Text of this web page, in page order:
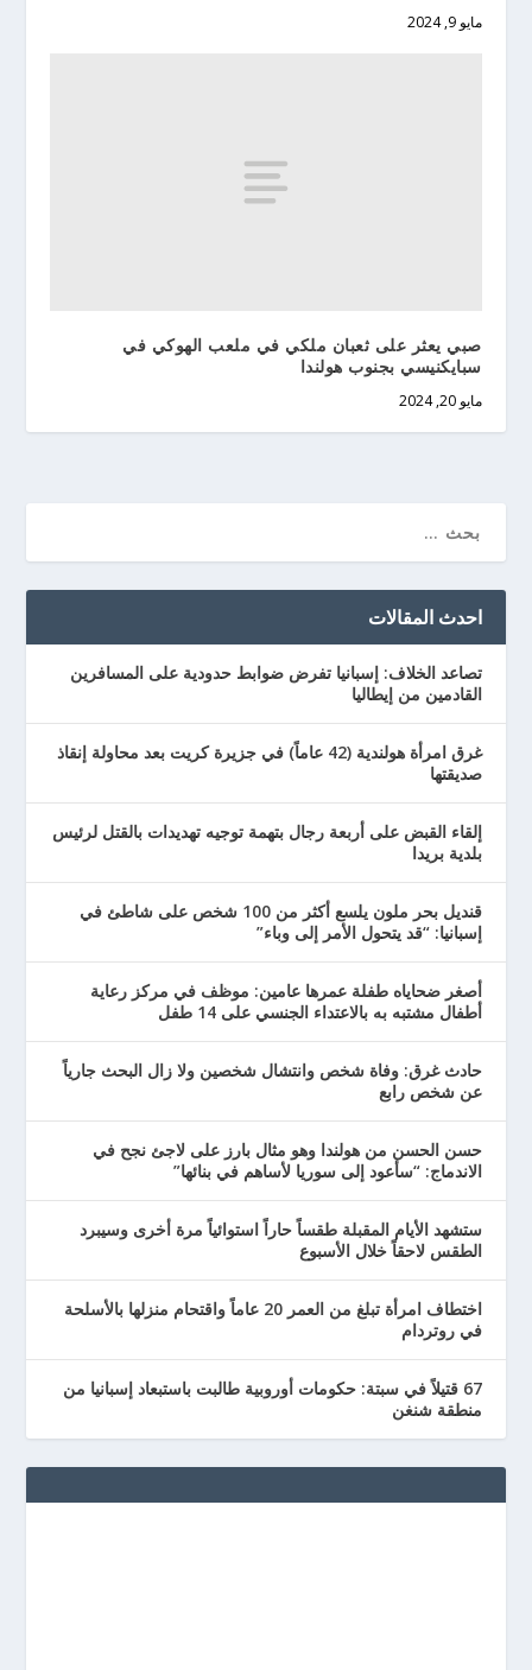
مايو 9, 2024
صبي يعثر على ثعبان ملكي في ملعب الهوكي في
سبايكنيسي بجنوب هولندا
مايو 20, 2024
احدث المقالات
تصاعد الخلاف: إسبانيا تفرض ضوابط حدودية على المسافرين
القادمين من إيطاليا
غرق امرأة هولندية (42 عاماً) في جزيرة كريت بعد محاولة إنقاذ
صديقتها
إلقاء القبض على أربعة رجال بتهمة توجيه تهديدات بالقتل لرئيس
بلدية بريدا
قنديل بحر ملون يلسع أكثر من 100 شخص على شاطئ في
إسبانيا: “قد يتحول الأمر إلى وباء”
أصغر ضحاياه طفلة عمرها عامين: موظف في مركز رعاية
أطفال مشتبه به بالاعتداء الجنسي على 14 طفل
حادث غرق: وفاة شخص وانتشال شخصين ولا زال البحث جارياً
عن شخص رابع
حسن الحسن من هولندا وهو مثال بارز على لاجئ نجح في
الاندماج: “سأعود إلى سوريا لأساهم في بنائها”
ستشهد الأيام المقبلة طقساً حاراً استوائياً مرة أخرى وسيبرد
الطقس لاحقاً خلال الأسبوع
اختطاف امرأة تبلغ من العمر 20 عاماً واقتحام منزلها بالأسلحة
في روتردام
67 قتيلاً في سبتة: حكومات أوروبية طالبت باستبعاد إسبانيا من
منطقة شنغن